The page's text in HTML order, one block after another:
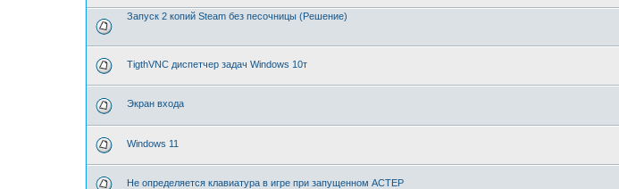
Запуск 2 копий Steam без песочницы (Решение)
TigthVNC диспетчер задач Windows 10т
Экран входа
Windows 11
Не определяется клавиатура в игре при запущенном АСТЕР